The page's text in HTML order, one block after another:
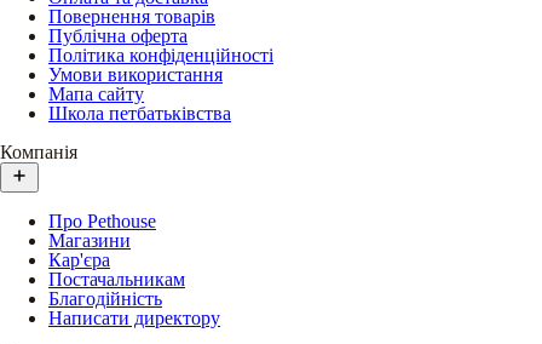
Повернення товарів
Публічна оферта
Політика конфіденційності
Умови використання
Мапа сайту
Школа петбатьківства
Компанія
Про Pethouse
Магазини
Кар'єра
Постачальникам
Благодійність
Написати директору